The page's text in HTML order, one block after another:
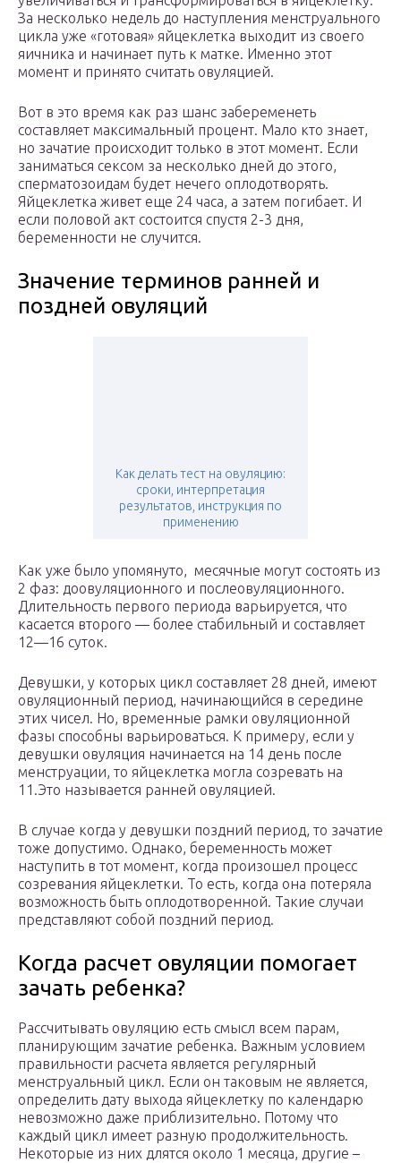
За несколько недель до наступления менструального
цикла уже «готовая» яйцеклетка выходит из своего
яичника и начинает путь к матке. Именно этот
момент и принято считать овуляцией.
Вот в это время как раз шанс забеременеть
составляет максимальный процент. Мало кто знает,
но зачатие происходит только в этот момент. Если
заниматься сексом за несколько дней до этого,
сперматозоидам будет нечего оплодотворять.
Яйцеклетка живет еще 24 часа, а затем погибает. И
если половой акт состоится спустя 2-3 дня,
беременности не случится.
Значение терминов ранней и
поздней овуляций
Как делать тест на овуляцию:
сроки, интерпретация
результатов, инструкция по
применению
Как уже было упомянуто, месячные могут состоять из
2 фаз: доовуляционного и послеовуляционного.
Длительность первого периода варьируется, что
касается второго — более стабильный и составляет
12—16 суток.
Девушки, у которых цикл составляет 28 дней, имеют
овуляционный период, начинающийся в середине
этих чисел. Но, временные рамки овуляционной
фазы способны варьироваться. К примеру, если у
девушки овуляция начинается на 14 день после
менструации, то яйцеклетка могла созревать на
11.Это называется ранней овуляцией.
В случае когда у девушки поздний период, то зачатие
тоже допустимо. Однако, беременность может
наступить в тот момент, когда произошел процесс
созревания яйцеклетки. То есть, когда она потеряла
возможность быть оплодотворенной. Такие случаи
представляют собой поздний период.
Когда расчет овуляции помогает
зачать ребенка?
Рассчитывать овуляцию есть смысл всем парам,
планирующим зачатие ребенка. Важным условием
правильности расчета является регулярный
менструальный цикл. Если он таковым не является,
определить дату выхода яйцеклетку по календарю
невозможно даже приблизительно. Потому что
каждый цикл имеет разную продолжительность.
Некоторые из них длятся около 1 месяца, другие –